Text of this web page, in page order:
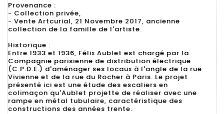
Provenance :
- Collection privée,
- Vente Artcurial, 21 Novembre 2017, ancienne
collection de la famille de l'artiste.
Historique :
Entre 1933 et 1936, Félix Aublet est chargé par la
Compagnie parisienne de distribution électrique
(C.P.D.E.) d'aménager ses locaux à l'angle de la rue
Vivienne et de la rue du Rocher à Paris. Le projet
présenté ici est une étude des escaliers en
colimaçon qu'Aublet projette de réaliser avec une
rampe en métal tubulaire, caractéristique des
constructions des années trente.